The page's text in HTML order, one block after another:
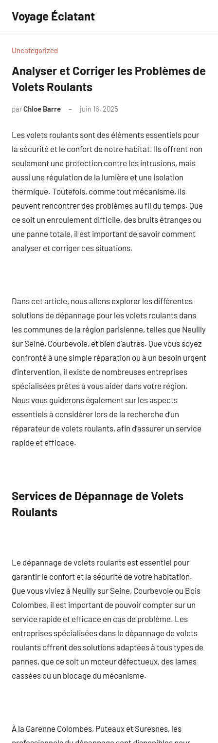
contenu
Voyage Éclatant
Uncategorized
Analyser et Corriger les Problèmes de
Volets Roulants
parChloe Barre juin 16, 2025
Les volets roulants sont des éléments essentiels pour
la sécurité et le confort de notre habitat. Ils offrent non
seulement une protection contre les intrusions, mais
aussi une régulation de la lumière et une isolation
thermique. Toutefois, comme tout mécanisme, ils
peuvent rencontrer des problèmes au fil du temps. Que
ce soit un enroulement difficile, des bruits étranges ou
une panne totale, il est important de savoir comment
analyser et corriger ces situations.
Dans cet article, nous allons explorer les différentes
solutions de dépannage pour les volets roulants dans
les communes de la région parisienne, telles que Neuilly
sur Seine, Courbevoie, et bien d’autres. Que vous soyez
confronté à une simple réparation ou à un besoin urgent
d’intervention, il existe de nombreuses entreprises
spécialisées prêtes à vous aider dans votre région.
Nous vous guiderons également sur les aspects
essentiels à considérer lors de la recherche d’un
réparateur de volets roulants, afin d’assurer un service
rapide et efficace.
Services de Dépannage de Volets
Roulants
Le dépannage de volets roulants est essentiel pour
garantir le confort et la sécurité de votre habitation.
Que vous viviez à Neuilly sur Seine, Courbevoie ou Bois
Colombes, il est important de pouvoir compter sur un
service rapide et efficace en cas de problème. Les
entreprises spécialisées dans le dépannage de volets
roulants offrent des solutions adaptées à tous types de
pannes, que ce soit un moteur défectueux, des lames
cassées ou un blocage du mécanisme.
À la Garenne Colombes, Puteaux et Suresnes, les